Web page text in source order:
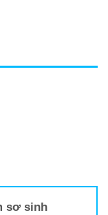
sơ sinh